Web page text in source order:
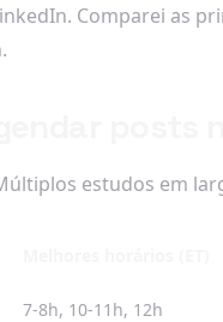
Comparei as
estudos em
7-8h, 10-11h, 12h